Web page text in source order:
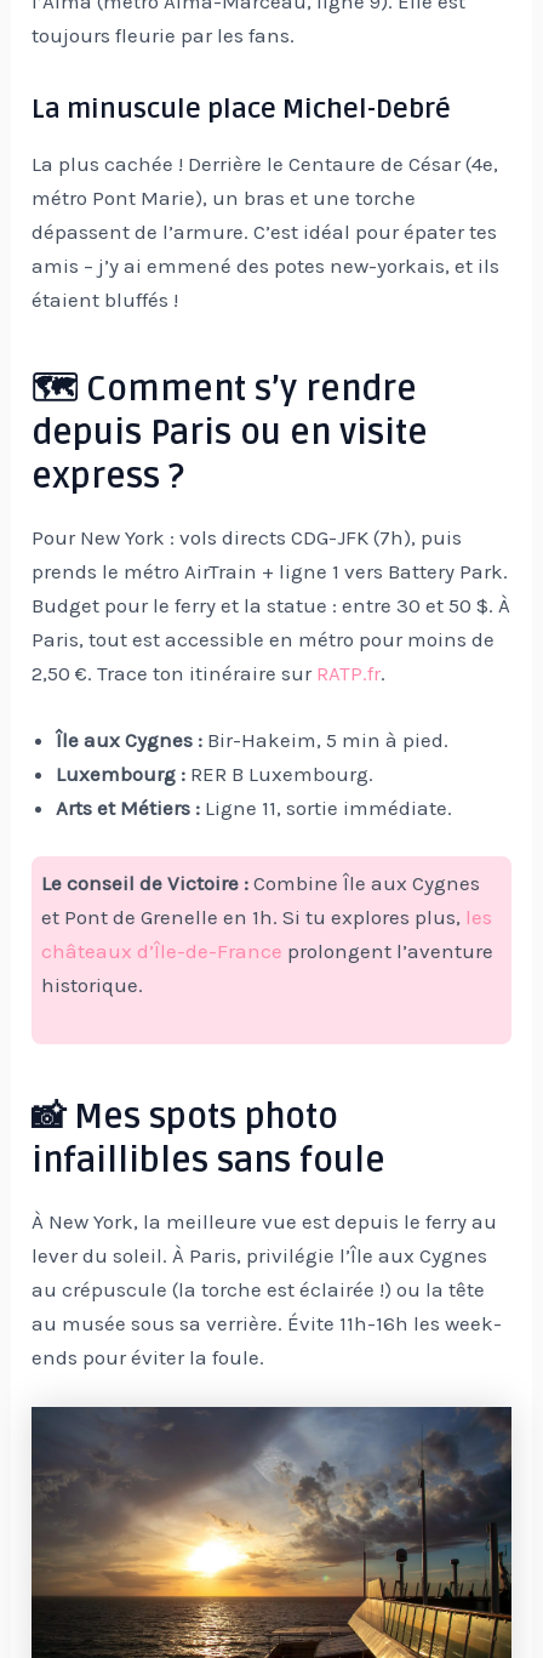
toujours fleurie par les fans.
La minuscule place Michel-Debré
La plus cachée ! Derrière le Centaure de César (4e,
métro Pont Marie), un bras et une torche
dépassent de l’armure. C’est idéal pour épater tes
amis – j’y ai emmené des potes new-yorkais, et ils
étaient bluffés !
🗺️ Comment s’y rendre
depuis Paris ou en visite
express ?
Pour New York : vols directs CDG-JFK (7h), puis
prends le métro AirTrain + ligne 1 vers Battery Park.
Budget pour le ferry et la statue : entre 30 et 50 $. À
Paris, tout est accessible en métro pour moins de
2,50 €. Trace ton itinéraire sur RATP.fr.
Île aux Cygnes : Bir-Hakeim, 5 min à pied.
Luxembourg : RER B Luxembourg.
Arts et Métiers : Ligne 11, sortie immédiate.
Le conseil de Victoire : Combine Île aux Cygnes
et Pont de Grenelle en 1h. Si tu explores plus, les
châteaux d’Île-de-France prolongent l’aventure
historique.
📸 Mes spots photo
infaillibles sans foule
À New York, la meilleure vue est depuis le ferry au
lever du soleil. À Paris, privilégie l’Île aux Cygnes
au crépuscule (la torche est éclairée !) ou la tête
au musée sous sa verrière. Évite 11h-16h les week-
ends pour éviter la foule.